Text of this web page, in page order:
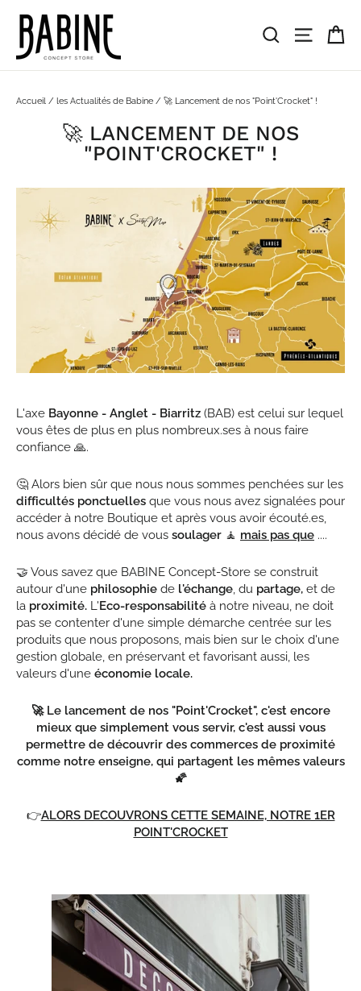
contenu
Rechercher
Accueil / les Actualités de Babine / 🚀 Lancement de nos "Point'Crocket" !
🚀 LANCEMENT DE NOS
"POINT'CROCKET" !
L'axe Bayonne - Anglet - Biarritz (BAB) est celui sur lequel
vous êtes de plus en plus nombreux.ses à nous faire
confiance 🙏.
🤔 Alors bien sûr que nous nous sommes penchées sur les
difficultés ponctuelles que vous nous avez signalées pour
accéder à notre Boutique et après vous avoir écouté.es,
nous avons décidé de vous soulager 🧘 mais pas que ....
🤝 Vous savez que BABINE Concept-Store se construit
autour d'une philosophie de l'échange , du partage, et de
la proximité. L'Eco-responsabilité à notre niveau, ne doit
pas se contenter d'une simple démarche centrée sur les
produits que nous proposons, mais bien sur le choix d'une
gestion globale, en préservant et favorisant aussi, les
valeurs d'une économie locale.
🚀 Le lancement de nos "Point'Crocket", c'est encore
mieux que simplement vous servir, c'est aussi vous
permettre de découvrir des commerces de proximité
comme notre enseigne, qui partagent les mêmes valeurs
🌠
👉ALORS DECOUVRONS CETTE SEMAINE, NOTRE 1ER
POINT'CROCKET